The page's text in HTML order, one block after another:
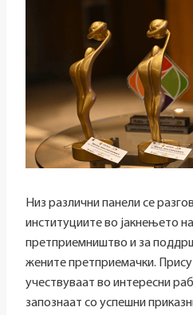
Низ различни панели се
институциите во јакнењето
претприемништво и за
жените претприемачки.
учествуваат во интересни
запознаат со успешни